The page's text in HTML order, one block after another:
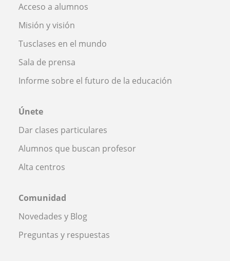
Acceso a alumnos
Misión y visión
Tusclases en el mundo
Sala de prensa
Informe sobre el futuro de la educación
Únete
Dar clases particulares
Alumnos que buscan profesor
Alta centros
Comunidad
Novedades y Blog
Preguntas y respuestas